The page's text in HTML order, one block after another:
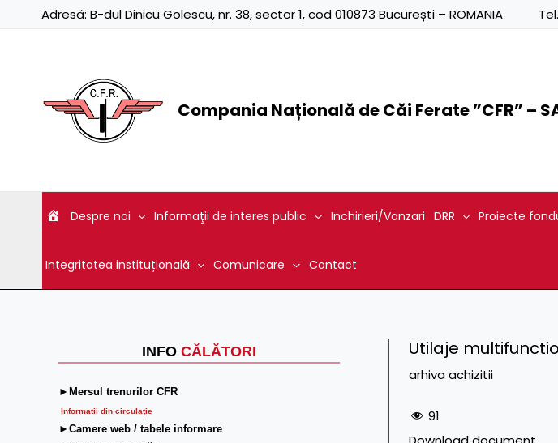
Adresă: B-dul Dinicu Golescu, nr. 38, sector 1, cod 010873 București – ROMANIA
Compania Națională de Căi Ferate ”CFR” –
Despre noi Informaţii de interes public Inchirieri/Vanzari DRR Proiecte
Integritatea instituțională Comunicare Contact
INFO CĂLĂTORI
►Mersul trenurilor CFR
Informatii din circulaţie
►Camere web / tabele informare
Utilaje
arhiva achizitii
91